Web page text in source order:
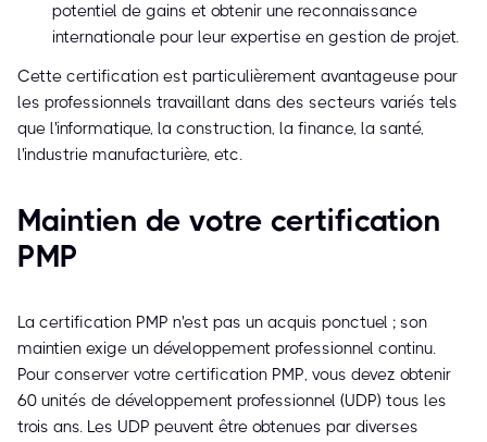
potentiel de gains et obtenir une reconnaissance
internationale pour leur expertise en gestion de projet.
Cette certification est particulièrement avantageuse pour
les professionnels travaillant dans des secteurs variés tels
que l'informatique, la construction, la finance, la santé,
l'industrie manufacturière, etc.
Maintien de votre certification
PMP
La certification PMP n'est pas un acquis ponctuel ; son
maintien exige un développement professionnel continu.
Pour conserver votre certification PMP, vous devez obtenir
60 unités de développement professionnel (UDP) tous les
trois ans. Les UDP peuvent être obtenues par diverses